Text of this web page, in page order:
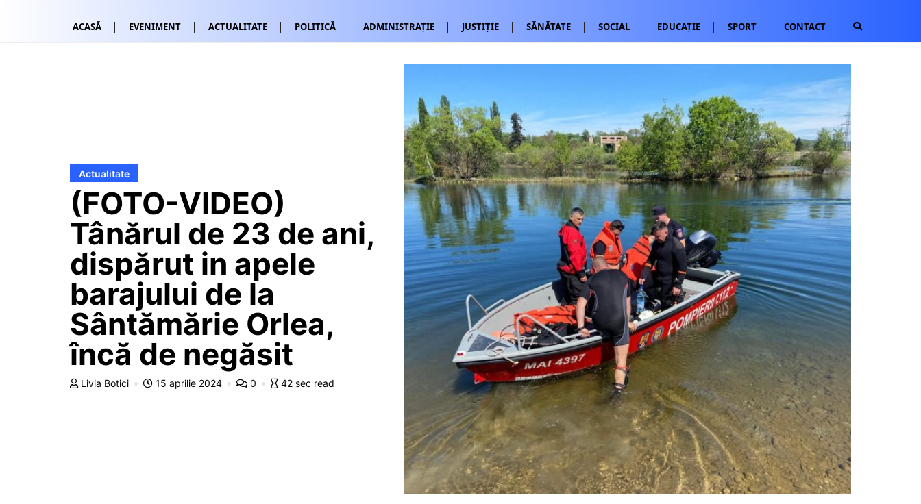
ACASĂ EVENIMENT ACTUALITATE POLITICĂ ADMINISTRAȚIE JUSTIȚIE SĂNĂTATE SOCIAL EDUCAȚIE SPORT CONTACT
Actualitate
(FOTO-VIDEO)
Tânărul de 23 de ani,
dispărut in apele
barajului de la
Sântămărie Orlea,
încă de negăsit
Livia Botici 15 aprilie 2024 0 42 sec read